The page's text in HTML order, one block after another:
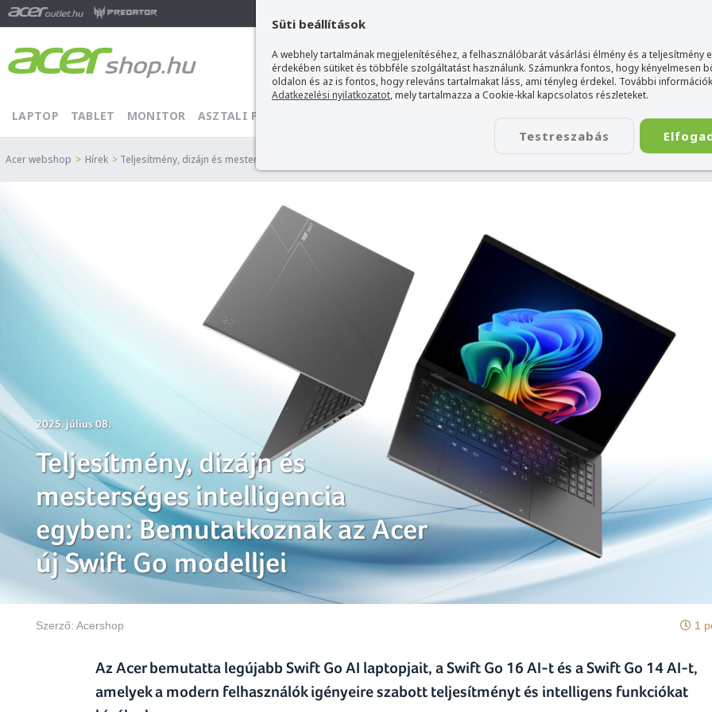
Süti beállítások
A webhely tartalmának megjelenítéséhez, a felhasználóbarát vásárlási élmény és a teljesítmény
érdekében sütiket és többféle szolgáltatást használunk. Számunkra fontos, hogy kényelmesen
oldalon és az is fontos, hogy releváns tartalmakat láss, ami tényleg érdekel. További
Adatkezelési nyilatkozatot, mely tartalmazza a Cookie-kkal kapcsolatos részleteket.
Testreszabás
LAPTOP TABLET MONITOR ASZTALI PC KIEGÉSZÍTŐ KAPCSOLAT
Acer webshop > Hírek > Teljesítmény, dizájn és mesterséges intelligencia egyben: Bemutatkoznak az Acer új Swift Go modelljei
2025. július 08.
Teljesítmény, dizájn és
mesterséges intelligencia
egyben: Bemutatkoznak az Acer
új Swift Go modelljei
Szerző: Acershop 1
Az Acer bemutatta legújabb Swift Go AI laptopjait, a Swift Go 16 AI-t és a Swift Go 14 AI-t,
amelyek a modern felhasználók igényeire szabott teljesítményt és intelligens funkciókat